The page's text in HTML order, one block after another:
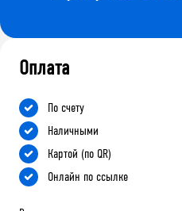
Оплата
По счету
Наличными
Картой (по QR)
Онлайн по ссылке